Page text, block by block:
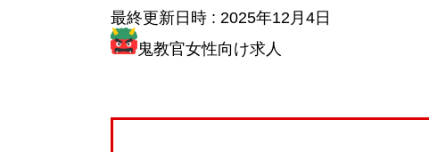
最終更新日時 : 2025年12月4日
鬼教官女性向け求人